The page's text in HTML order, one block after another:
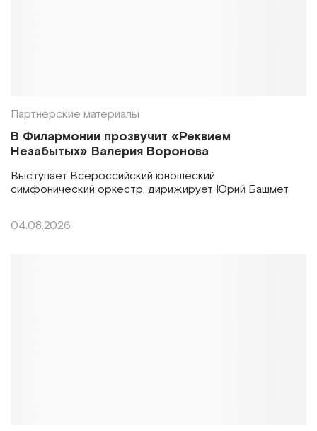
Партнерские материалы
В Филармонии прозвучит «Реквием
Незабытых» Валерия Воронова
Выступает Всероссийский юношеский
симфонический оркестр, дирижирует Юрий Башмет
04.08.2026